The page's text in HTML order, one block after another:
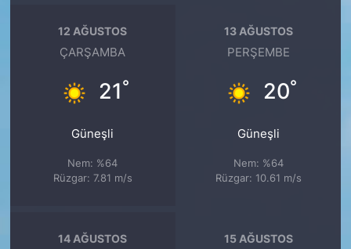
12 AĞUSTOS
ÇARŞAMBA
21°
Güneşli
Nem: %64
Rüzgar: 7.81 m/s
13 AĞUSTOS
PERŞEMBE
20°
Güneşli
Nem: %64
Rüzgar: 10.61 m/s
14 AĞUSTOS 15 AĞUSTOS